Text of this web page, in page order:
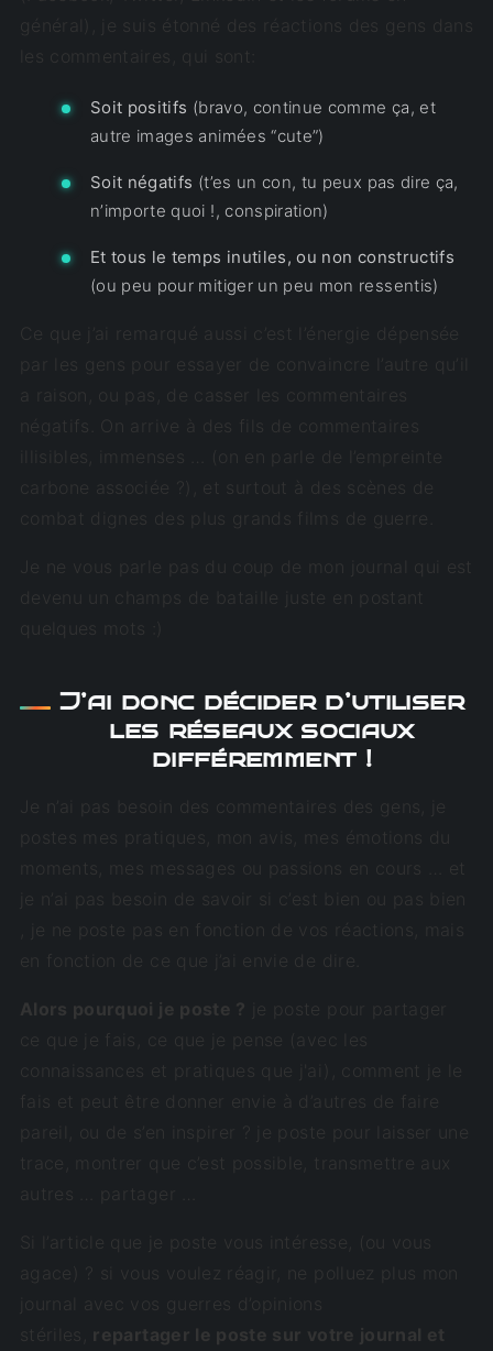
général), je suis étonné des réactions des gens dans
les commentaires, qui sont:
Soit positifs (bravo, continue comme ça, et
autre images animées “cute”)
Soit négatifs (t’es un con, tu peux pas dire ça,
n’importe quoi !, conspiration)
Et tous le temps inutiles, ou non constructifs
(ou peu pour mitiger un peu mon ressentis)
Ce que j’ai remarqué aussi c’est l’énergie dépensée
par les gens pour essayer de convaincre l’autre qu’il
a raison, ou pas, de casser les commentaires
négatifs. On arrive à des fils de commentaires
illisibles, immenses … (on en parle de l’empreinte
carbone associée ?), et surtout à des scènes de
combat dignes des plus grands films de guerre.
Je ne vous parle pas du coup de mon journal qui est
devenu un champs de bataille juste en postant
quelques mots :)
J’ai donc décider d’utiliser
les réseaux sociaux
différemment !
Je n’ai pas besoin des commentaires des gens, je
postes mes pratiques, mon avis, mes émotions du
moments, mes messages ou passions en cours … et
je n’ai pas besoin de savoir si c’est bien ou pas bien
, je ne poste pas en fonction de vos réactions, mais
en fonction de ce que j’ai envie de dire.
Alors pourquoi je poste ? je poste pour partager
ce que je fais, ce que je pense (avec les
connaissances et pratiques que j'ai), comment je le
fais et peut être donner envie à d’autres de faire
pareil, ou de s’en inspirer ? je poste pour laisser une
trace, montrer que c’est possible, transmettre aux
autres … partager …
Si l’article que je poste vous intéresse, (ou vous
agace) ? si vous voulez réagir, ne polluez plus mon
journal avec vos guerres d’opinions
stériles, repartager le poste sur votre journal et